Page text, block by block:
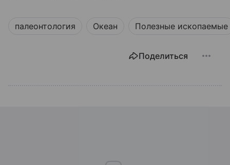
палеонтология Океан Полезные ископаемые
Поделиться